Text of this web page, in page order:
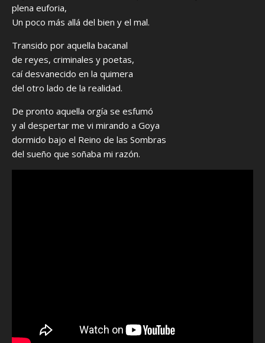
plena euforia,
Un poco más allá del bien y el mal.
Transido por aquella bacanal
de reyes, criminales y poetas,
caí desvanecido en la quimera
del otro lado de la realidad.
De pronto aquella orgía se esfumó
y al despertar me vi mirando a Goya
dormido bajo el Reino de las Sombras
del sueño que soñaba mi razón.